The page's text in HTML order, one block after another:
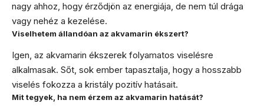
nagy ahhoz, hogy érződjön az energiája, de nem túl drága
vagy nehéz a kezelése.
Viselhetem állandóan az akvamarin ékszert?
Igen, az akvamarin ékszerek folyamatos viselésre
alkalmasak. Sőt, sok ember tapasztalja, hogy a hosszabb
viselés fokozza a kristály pozitív hatásait.
Mit tegyek, ha nem érzem az akvamarin hatását?